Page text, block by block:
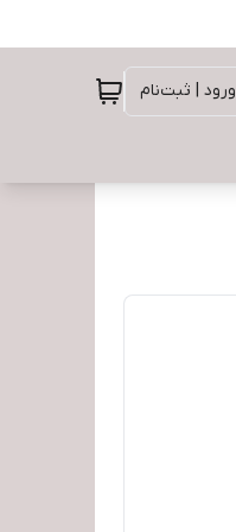
ورود | ثبت‌نام